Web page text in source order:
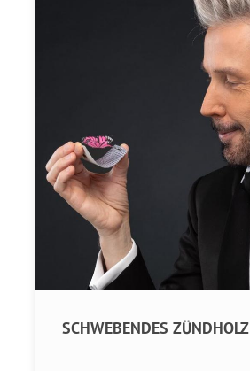
SCHWEBENDES ZÜNDHOLZ